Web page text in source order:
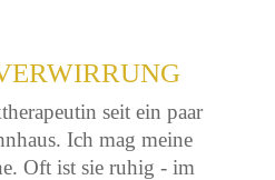
seit ein paar
Ich mag meine
Oft ist sie ruhig - im